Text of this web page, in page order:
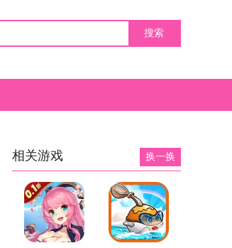
相关游戏 换一换